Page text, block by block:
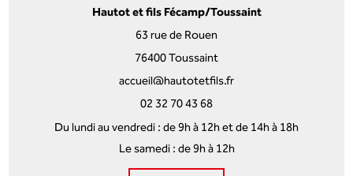
Hautot et fils Fécamp/Toussaint
63 rue de Rouen
76400 Toussaint
accueil@hautotetfils.fr
02 32 70 43 68
Du lundi au vendredi : de 9h à 12h et de 14h à 18h
Le samedi : de 9h à 12h